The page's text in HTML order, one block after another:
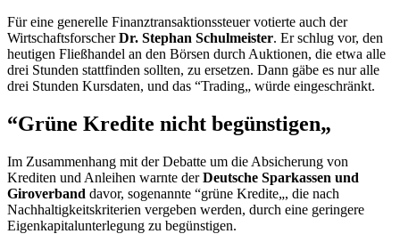
Für eine generelle Finanztransaktionssteuer votierte auch der
WirtschaftsforscherDr. Stephan Schulmeister. Er schlug vor, den
heutigen Fließhandel an den Börsen durch Auktionen, die etwa alle
drei Stunden stattfinden sollten, zu ersetzen. Dann gäbe es nur alle
drei Stunden Kursdaten, und das “Trading„ würde eingeschränkt.
“Grüne Kredite nicht begünstigen„
Im Zusammenhang mit der Debatte um die Absicherung von
Krediten und Anleihen warnte derDeutsche Sparkassen und
Giroverband davor, sogenannte “grüne Kredite„, die nach
Nachhaltigkeitskriterien vergeben werden, durch eine geringere
Eigenkapitalunterlegung zu begünstigen.